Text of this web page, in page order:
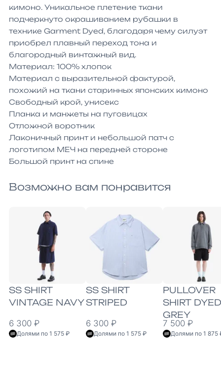
кимоно. Уникальное плетение ткани
подчеркнуто окрашиванием рубашки в
технике Garment Dyed, благодаря чему силуэт
приобрел плавный переход тона и
благородный винтажный вид.
Материал: 100% хлопок
Материал с выразительной фактурой,
похожий на ткани старинных японских кимоно
Свободный крой, унисекс
Планка и манжеты на пуговицах
Отложной воротник
Лаконичный принт и небольшой патч с
логотипом МЕЧ на передней стороне
Большой принт на спине
Возможно вам понравится
SS SHIRT
VINTAGE NAVY
6 300 ₽
Долями по 1 575 ₽
SS SHIRT
STRIPED
6 300 ₽
Долями по 1 575 ₽
PULLOVER
SHIRT DYED
GREY
7 500 ₽
Долями по 1 875